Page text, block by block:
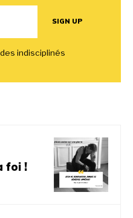
indisciplinés
foi !